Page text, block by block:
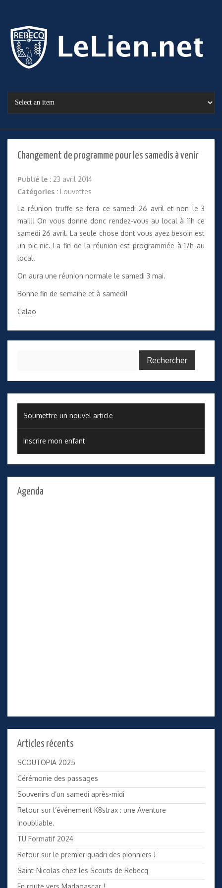
Changement de programme pour les samedis à venir
Publié le : 23 avril 2014
Catégories : Louvettes
La réunion truffe se fera ce samedi 26 avril et non le 3
mai!!! On vous donne donc rendez-vous au local à 11h ce
samedi 26 avril. La seule chose dont vous ayez besoin est
un pic-nic. La fin de la réunion est programmée à 17h au
local.
On aura une réunion normale le samedi 3 mai.
Bonne fin de semaine et à samedi!
Calao
Soumettre un nouvel article
Inscrire mon enfant
Agenda
Articles récents
SCOUTOPIA 2025
Cérémonie des passages
Souvenirs d’un samedi après-midi
Retour sur l’événement K8strax : une Aventure
Inoubliable.
TU Formatif 2024
Retour sur le premier quadri des pionniers !
Saint-Nicolas chez les Scouts de Rebecq
En route vers Madagascar !